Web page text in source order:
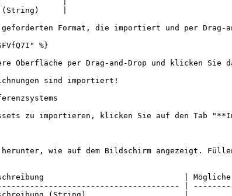
(String)     |
Format, die importiert und per Drag-
%}
Oberfläche per Drag-and-Drop und klicken Sie
sind importiert!
Assets zu importieren, klicken Sie auf den Tab
wie auf dem Bildschirm angezeigt.
|
|